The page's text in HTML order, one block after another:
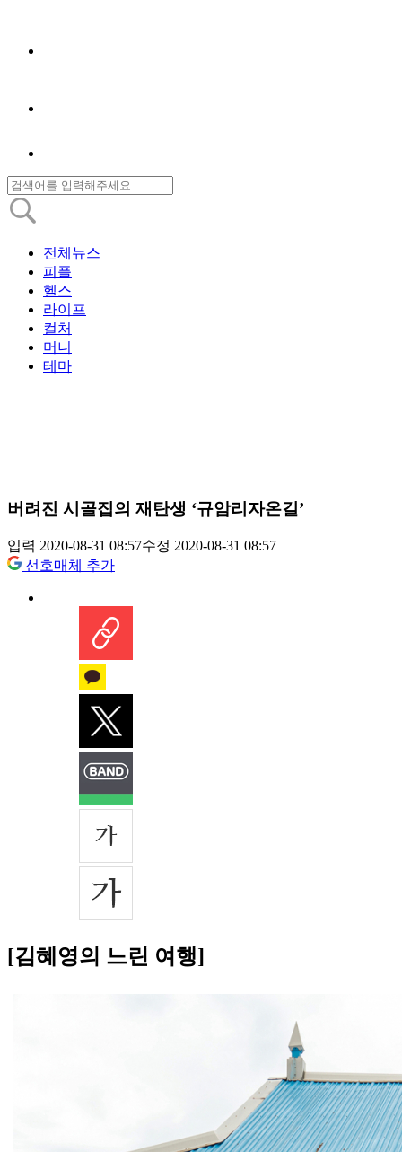
전체뉴스
피플
헬스
라이프
컬처
머니
테마
버려진 시골집의 재탄생 ‘규암리자온길’
입력 2020-08-31 08:57수정 2020-08-31 08:57
선호매체 추가
[김혜영의 느린 여행]